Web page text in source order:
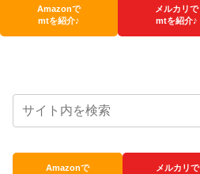
Amazonで
mtを紹介♪
メルカリで
mtを紹介♪
Amazonで
メルカリで